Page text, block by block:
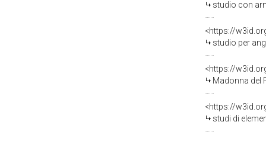
studio con armenti
<https://
studio per
<https://
Madonna del Rosario
<https://
studi di elementi